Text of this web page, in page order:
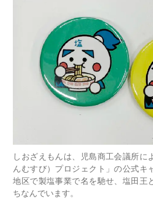
しおざえもんは、児島商工会議所に
んむすび）プロジェクト」の公式キ
地区で製塩事業で名を馳せ、塩田王
ちなんでいます。